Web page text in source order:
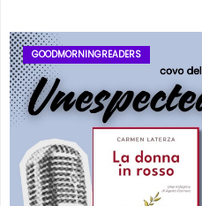
GOODMORNINGREADERS